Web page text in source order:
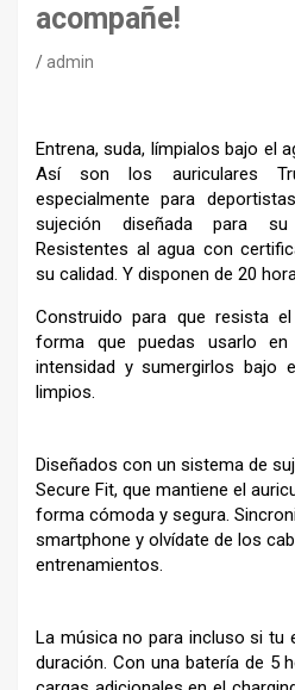
acompañe!
admin
Entrena, suda, límpialos bajo el
Así son los auriculares
especialmente para
sujeción diseñada para
Resistentes al agua con
su calidad. Y disponen de 20
Construido para que resista
forma que puedas usarlo en
intensidad y sumergirlos bajo
limpios.
Diseñados con un sistema de
Secure Fit, que mantiene el
forma cómoda y segura.
smartphone y olvídate de los
entrenamientos.
La música no para incluso si tu
duración. Con una batería de 5